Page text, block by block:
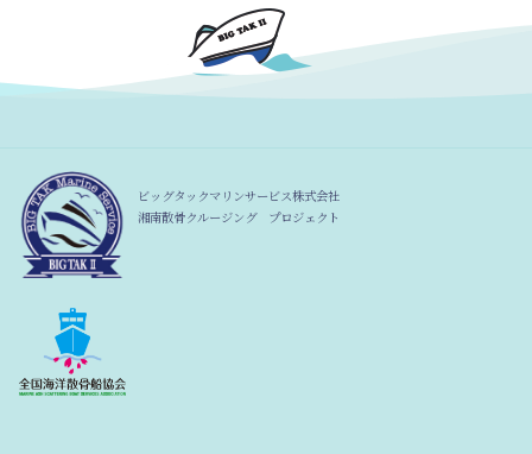
ビッグタックマリンサービス株式会社
湘南散骨クルージング プロジェクト